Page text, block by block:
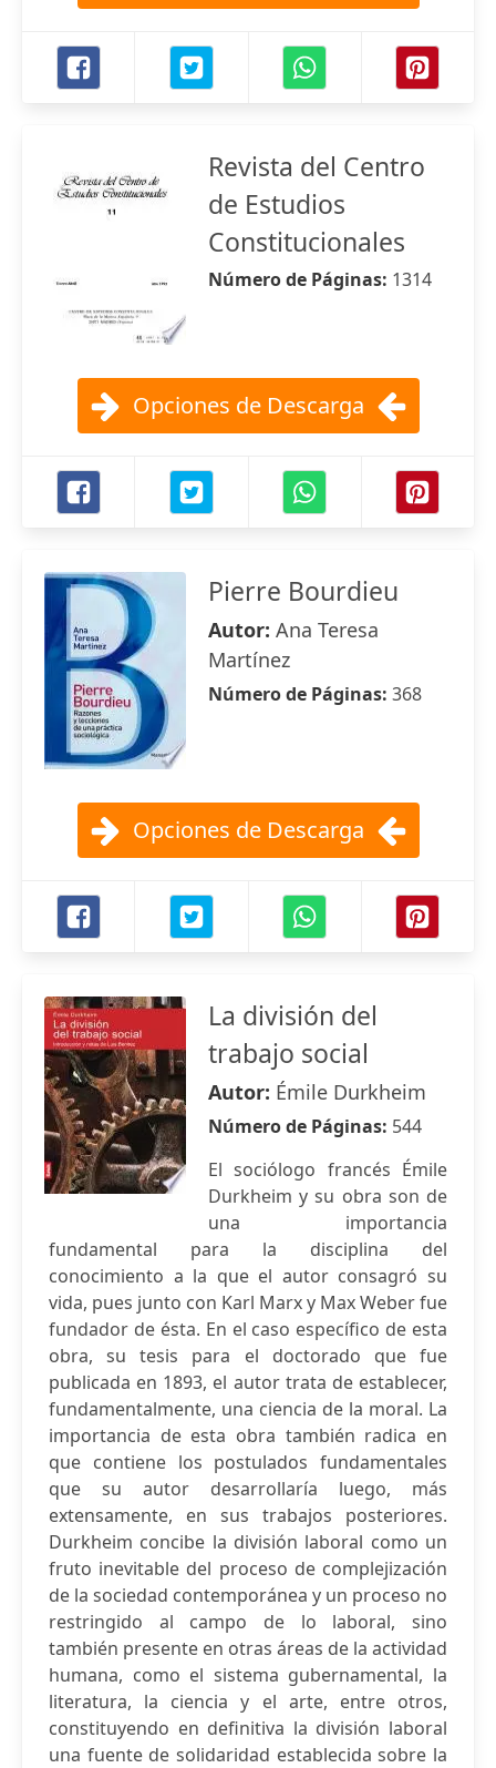
Revista del Centro
de Estudios
Constitucionales
Número de Páginas: 1314
Opciones de Descarga
Pierre Bourdieu
Autor: Ana Teresa
Martínez
Número de Páginas: 368
Opciones de Descarga
La división del
trabajo social
Autor: Émile Durkheim
Número de Páginas: 544
El sociólogo francés Émile
Durkheim y su obra son de
una importancia
fundamental para la disciplina del
conocimiento a la que el autor consagró su
vida, pues junto con Karl Marx y Max Weber fue
fundador de ésta. En el caso específico de esta
obra, su tesis para el doctorado que fue
publicada en 1893, el autor trata de establecer,
fundamentalmente, una ciencia de la moral. La
importancia de esta obra también radica en
que contiene los postulados fundamentales
que su autor desarrollaría luego, más
extensamente, en sus trabajos posteriores.
Durkheim concibe la división laboral como un
fruto inevitable del proceso de complejización
de la sociedad contemporánea y un proceso no
restringido al campo de lo laboral, sino
también presente en otras áreas de la actividad
humana, como el sistema gubernamental, la
literatura, la ciencia y el arte, entre otros,
constituyendo en definitiva la división laboral
una fuente de solidaridad establecida sobre la